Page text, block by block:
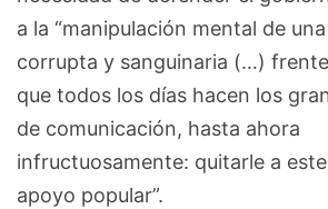
a la “manipulación mental de
corrupta y sanguinaria (…)
que todos los días hacen los
de comunicación, hasta ahora
infructuosamente: quitarle a
apoyo popular”.